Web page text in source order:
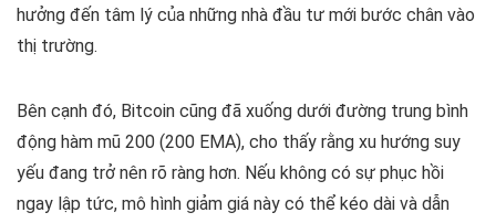
hưởng đến tâm lý của những nhà đầu tư mới bước chân vào
thị trường.
Bên cạnh đó, Bitcoin cũng đã xuống dưới đường trung bình
động hàm mũ 200 (200 EMA), cho thấy rằng xu hướng suy
yếu đang trở nên rõ ràng hơn. Nếu không có sự phục hồi
ngay lập tức, mô hình giảm giá này có thể kéo dài và dẫn